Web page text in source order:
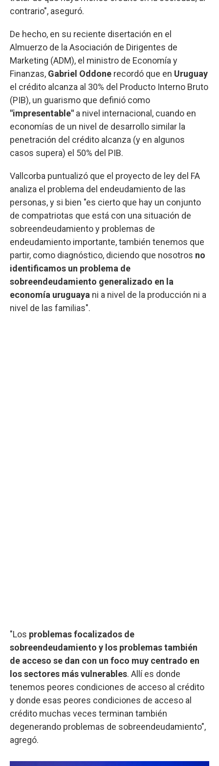
contrario", aseguró.
De hecho, en su reciente disertación en el
Almuerzo de la Asociación de Dirigentes de
Marketing (ADM), el ministro de Economía y
Finanzas, Gabriel Oddone recordó que en Uruguay
el crédito alcanza al 30% del Producto Interno Bruto
(PIB), un guarismo que definió como
"impresentable" a nivel internacional, cuando en
economías de un nivel de desarrollo similar la
penetración del crédito alcanza (y en algunos
casos supera) el 50% del PIB.
Vallcorba puntualizó que el proyecto de ley del FA
analiza el problema del endeudamiento de las
personas, y si bien "es cierto que hay un conjunto
de compatriotas que está con una situación de
sobreendeudamiento y problemas de
endeudamiento importante, también tenemos que
partir, como diagnóstico, diciendo que nosotros no
identificamos un problema de
sobreendeudamiento generalizado en la
economía uruguaya ni a nivel de la producción ni a
nivel de las familias".
"Los problemas focalizados de
sobreendeudamiento y los problemas también
de acceso se dan con un foco muy centrado en
los sectores más vulnerables. Allí es donde
tenemos peores condiciones de acceso al crédito
y donde esas peores condiciones de acceso al
crédito muchas veces terminan también
degenerando problemas de sobreendeudamiento",
agregó.